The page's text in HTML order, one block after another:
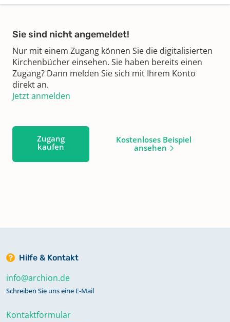
Sie sind nicht angemeldet!
Nur mit einem Zugang können Sie die digitalisierten
Kirchenbücher einsehen. Sie haben bereits einen
Zugang? Dann melden Sie sich mit Ihrem Konto
direkt an.
Jetzt anmelden
Zugang
kaufen
Kostenloses Beispiel
ansehen
Hilfe & Kontakt
info@archion.de
Schreiben Sie uns eine E-Mail
Kontaktformular